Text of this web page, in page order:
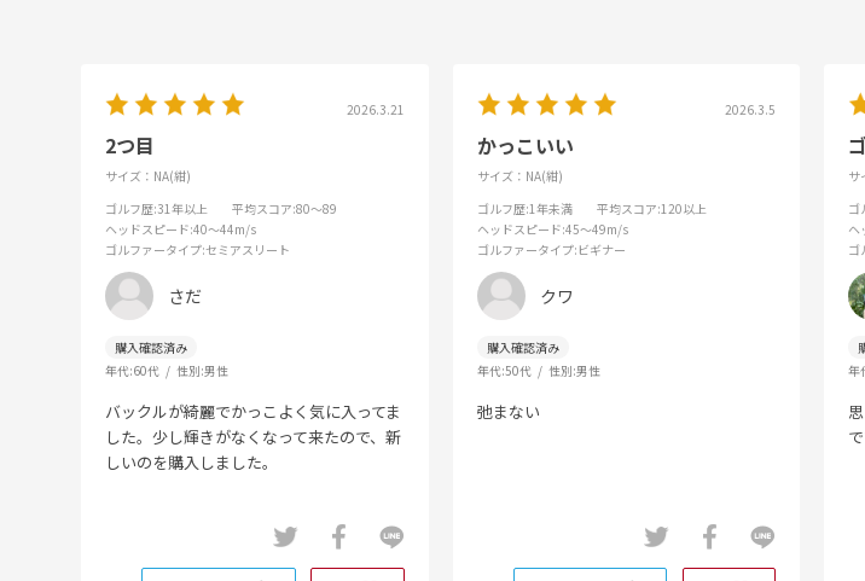
2026.3.21
2つ目
サイズ：NA(紺)
ゴルフ歴:31年以上 平均スコア:80～89
ヘッドスピード:40～44m/s
ゴルファータイプ:セミアスリート
さだ
年代:60代 性別:男性
バックルが綺麗でかっこよく気に入ってま
した。少し輝きがなくなって来たので、新
しいのを購入しました。
2026.3.5
かっこいい
サイズ：NA(紺)
ゴルフ歴:1年未満 平均スコア:120以上
ヘッドスピード:45～49m/s
ゴルファータイプ:ビギナー
クワ
年代:50代 性別:男性
弛まない
サ
ゴ
ヘ
ゴ
年
で